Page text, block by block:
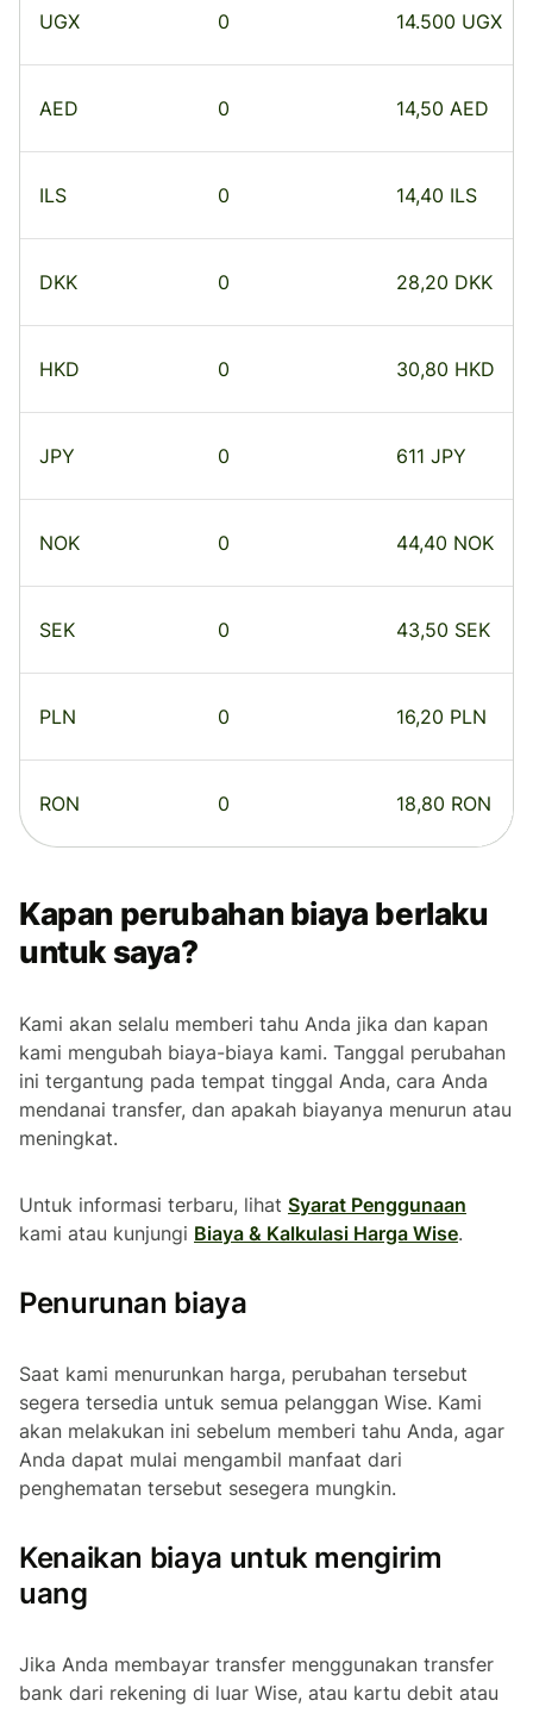
UGX 0 14.500 UGX
AED 0 14,50 AED
ILS 0 14,40 ILS
DKK 0 28,20 DKK
HKD 0 30,80 HKD
JPY 0 611 JPY
NOK 0 44,40 NOK
SEK 0 43,50 SEK
PLN 0 16,20 PLN
RON 0 18,80 RON
Kapan perubahan biaya berlaku
untuk saya?
Kami akan selalu memberi tahu Anda jika dan kapan
kami mengubah biaya-biaya kami. Tanggal perubahan
ini tergantung pada tempat tinggal Anda, cara Anda
mendanai transfer, dan apakah biayanya menurun atau
meningkat.
Untuk informasi terbaru, lihat Syarat Penggunaan
kami atau kunjungi Biaya & Kalkulasi Harga Wise.
Penurunan biaya
Saat kami menurunkan harga, perubahan tersebut
segera tersedia untuk semua pelanggan Wise. Kami
akan melakukan ini sebelum memberi tahu Anda, agar
Anda dapat mulai mengambil manfaat dari
penghematan tersebut sesegera mungkin.
Kenaikan biaya untuk mengirim
uang
Jika Anda membayar transfer menggunakan transfer
bank dari rekening di luar Wise, atau kartu debit atau